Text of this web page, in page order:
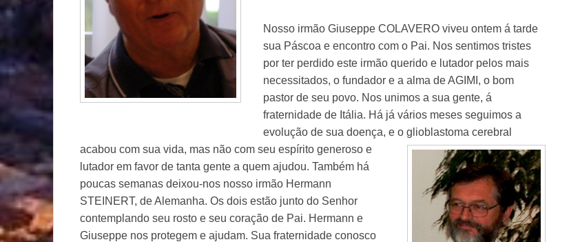
Nosso irmão Giuseppe COLAVERO viveu ontem á tarde
sua Páscoa e encontro com o Pai. Nos sentimos tristes
por ter perdido este irmão querido e lutador pelos mais
necessitados, o fundador e a alma de AGIMI, o bom
pastor de seu povo. Nos unimos a sua gente, á
fraternidade de Itália. Há já vários meses seguimos a
evolução de sua doença, e o glioblastoma cerebral
acabou com sua vida, mas não com seu espírito generoso e
lutador em favor de tanta gente a quem ajudou. Também há
poucas semanas deixou-nos nosso irmão Hermann
STEINERT, de Alemanha. Os dois estão junto do Senhor
contemplando seu rosto e seu coração de Pai. Hermann e
Giuseppe nos protegem e ajudam. Sua fraternidade conosco